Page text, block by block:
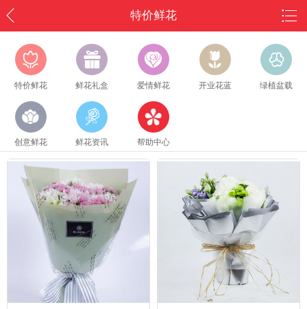
特价鲜花
特价鲜花 鲜花礼盒 爱情鲜花 开业花蓝 绿植盆载
创意鲜花 鲜花资讯 帮助中心